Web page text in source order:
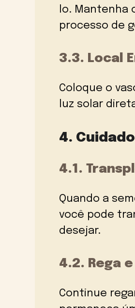
lo. Mantenha
processo de
3.3. Local
Coloque o
luz solar
4.
4.1.
Quando a
você pode
desejar.
4.2. Rega
Continue